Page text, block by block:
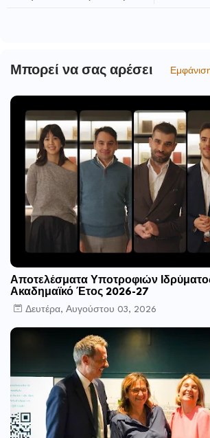
Μπορεί να σας αρέσει
Αποτελέσματα Υποτροφιών
Ακαδημαϊκό Έτος 2026-27
Δευτέρα, Αυγούστου 03, 2026